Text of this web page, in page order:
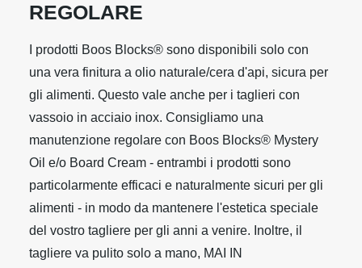
REGOLARE
I prodotti Boos Blocks® sono disponibili solo con
una vera finitura a olio naturale/cera d'api, sicura per
gli alimenti. Questo vale anche per i taglieri con
vassoio in acciaio inox. Consigliamo una
manutenzione regolare con Boos Blocks® Mystery
Oil e/o Board Cream - entrambi i prodotti sono
particolarmente efficaci e naturalmente sicuri per gli
alimenti - in modo da mantenere l'estetica speciale
del vostro tagliere per gli anni a venire. Inoltre, il
tagliere va pulito solo a mano, MAI IN